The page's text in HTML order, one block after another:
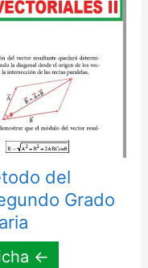
del
Grado
←